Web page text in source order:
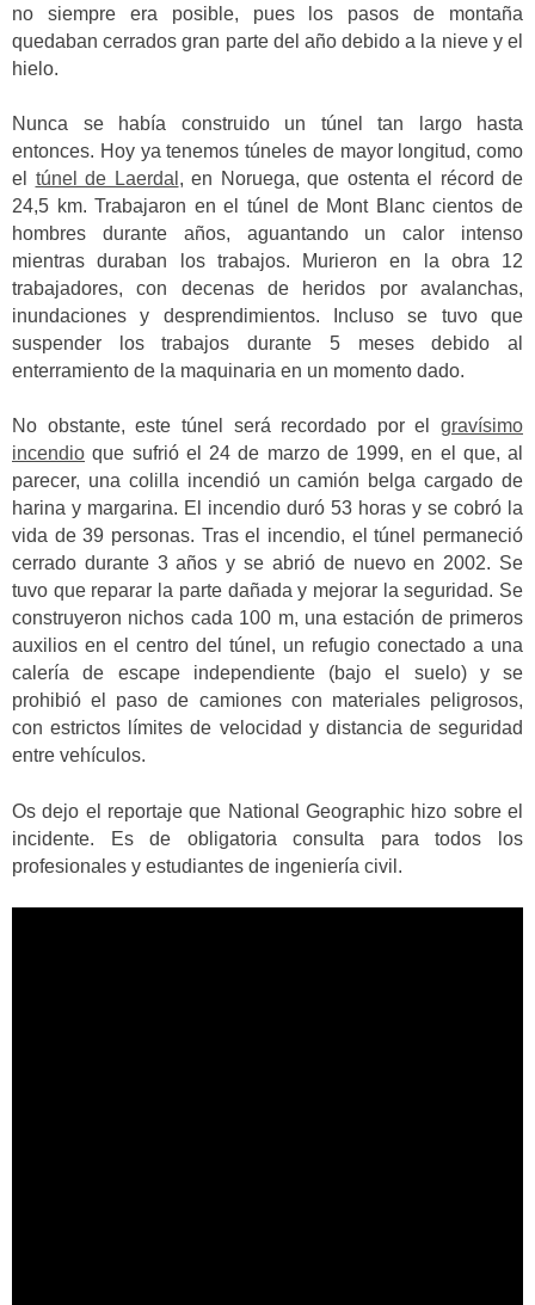
no siempre era posible, pues los pasos de montaña
quedaban cerrados gran parte del año debido a la nieve y el
hielo.
Nunca se había construido un túnel tan largo hasta
entonces. Hoy ya tenemos túneles de mayor longitud, como
el túnel de Laerdal , en Noruega, que ostenta el récord de
24,5 km. Trabajaron en el túnel de Mont Blanc cientos de
hombres durante años, aguantando un calor intenso
mientras duraban los trabajos. Murieron en la obra 12
trabajadores, con decenas de heridos por avalanchas,
inundaciones y desprendimientos. Incluso se tuvo que
suspender los trabajos durante 5 meses debido al
enterramiento de la maquinaria en un momento dado.
No obstante, este túnel será recordado por el gravísimo
incendio que sufrió el 24 de marzo de 1999, en el que, al
parecer, una colilla incendió un camión belga cargado de
harina y margarina. El incendio duró 53 horas y se cobró la
vida de 39 personas. Tras el incendio, el túnel permaneció
cerrado durante 3 años y se abrió de nuevo en 2002. Se
tuvo que reparar la parte dañada y mejorar la seguridad. Se
construyeron nichos cada 100 m, una estación de primeros
auxilios en el centro del túnel, un refugio conectado a una
calería de escape independiente (bajo el suelo) y se
prohibió el paso de camiones con materiales peligrosos,
con estrictos límites de velocidad y distancia de seguridad
entre vehículos.
Os dejo el reportaje que National Geographic hizo sobre el
incidente. Es de obligatoria consulta para todos los
profesionales y estudiantes de ingeniería civil.